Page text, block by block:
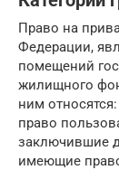
Право на
Федерации,
помещений
жилищного
ним
право
заключившие
имеющие